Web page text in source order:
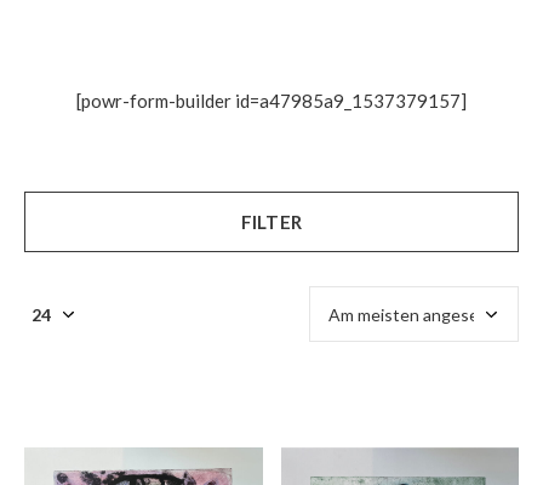
[powr-form-builder id=a47985a9_1537379157]
FILTER